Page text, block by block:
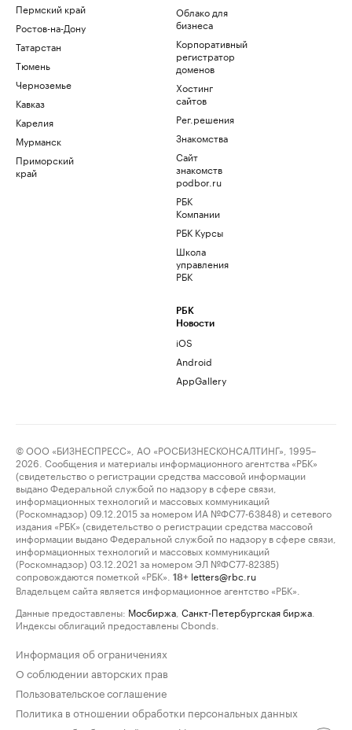
Пермский край
Ростов-на-Дону
Татарстан
Тюмень
Черноземье
Кавказ
Карелия
Мурманск
Приморский
край
Облако для
бизнеса
Корпоративный
регистратор
доменов
Хостинг
сайтов
Рег.решения
Знакомства
Сайт
знакомств
podbor.ru
РБК
Компании
РБК Курсы
Школа
управления
РБК
РБК
Новости
iOS
Android
AppGallery
© ООО «БИЗНЕСПРЕСС», АО «РОСБИЗНЕСКОНСАЛТИНГ», 1995–
2026. Сообщения и материалы информационного агентства «РБК»
(свидетельство о регистрации средства массовой информации
выдано Федеральной службой по надзору в сфере связи,
информационных технологий и массовых коммуникаций
(Роскомнадзор) 09.12.2015 за номером ИА №ФС77-63848) и сетевого
издания «РБК» (свидетельство о регистрации средства массовой
информации выдано Федеральной службой по надзору в сфере связи,
информационных технологий и массовых коммуникаций
(Роскомнадзор) 03.12.2021 за номером ЭЛ №ФС77-82385)
сопровождаются пометкой «РБК».
18+ letters@rbc.ru
Владельцем сайта является информационное агентство «РБК».
Данные предоставлены: Мосбиржа Санкт-Петербургская биржа
Индексы облигаций предоставлены Cbonds.
Информация об ограничениях
О соблюдении авторских прав
Пользовательское соглашение
Политика в отношении обработки персональных данных